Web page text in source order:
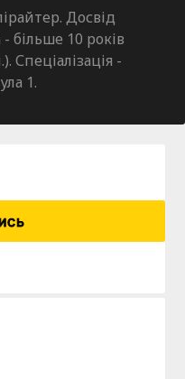
Досвід
більше 10 років
Спеціалізація -
1.